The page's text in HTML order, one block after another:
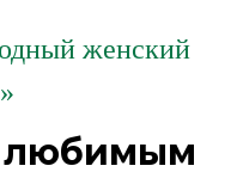
женский
любимым